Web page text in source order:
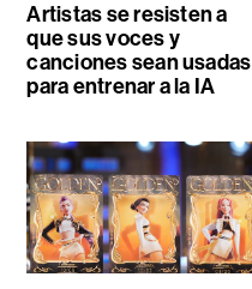
Artistas se resisten a
que sus voces y
canciones sean usadas
para entrenar a la IA